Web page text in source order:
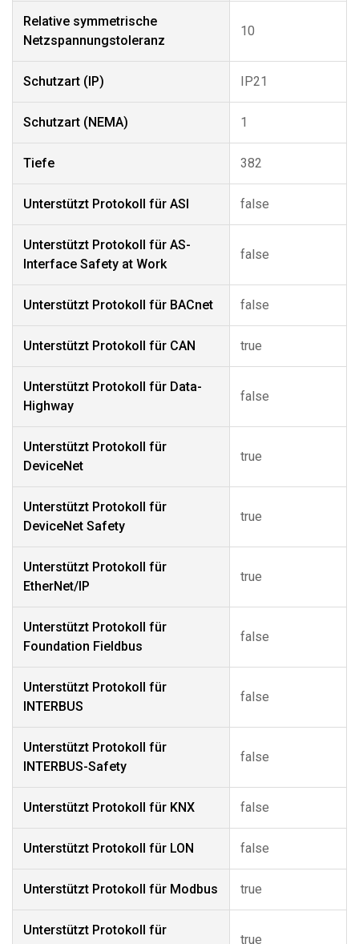
Relative symmetrische
Netzspannungstoleranz
10
Schutzart (IP) IP21
Schutzart (NEMA) 1
Tiefe 382
Unterstützt Protokoll für ASI false
Unterstützt Protokoll für AS-
Interface Safety at Work
false
Unterstützt Protokoll für BACnet false
Unterstützt Protokoll für CAN true
Unterstützt Protokoll für Data-
Highway
false
Unterstützt Protokoll für
DeviceNet
true
Unterstützt Protokoll für
DeviceNet Safety
true
Unterstützt Protokoll für
EtherNet/IP
true
Unterstützt Protokoll für
Foundation Fieldbus
false
Unterstützt Protokoll für
INTERBUS
false
Unterstützt Protokoll für
INTERBUS-Safety
false
Unterstützt Protokoll für KNX false
Unterstützt Protokoll für LON false
Unterstützt Protokoll für Modbus true
Unterstützt Protokoll für
true